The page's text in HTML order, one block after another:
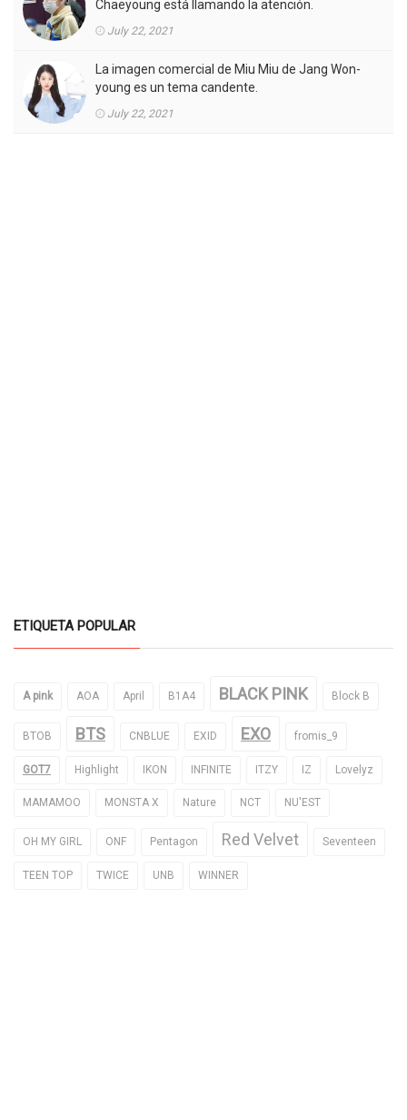
Chaeyoung está llamando la atención.
July 22, 2021
La imagen comercial de Miu Miu de Jang Won-
young es un tema candente.
July 22, 2021
ETIQUETA POPULAR
A pink AOA April B1A4 BLACK PINK Block B
BTOB BTS CNBLUE EXID EXO fromis_9
GOT7 Highlight IKON INFINITE ITZY IZ Lovelyz
MAMAMOO MONSTA X Nature NCT NU'EST
OH MY GIRL ONF Pentagon Red Velvet Seventeen
TEEN TOP TWICE UNB WINNER